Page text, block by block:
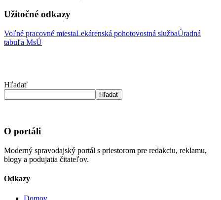
Užitočné odkazy
Voľné pracovné miestaLekárenská pohotovostná službaÚradná
tabuľa MsÚ
Hľadať
Hľadať
O portáli
Moderný spravodajský portál s priestorom pre redakciu, reklamu,
blogy a podujatia čitateľov.
Odkazy
Domov